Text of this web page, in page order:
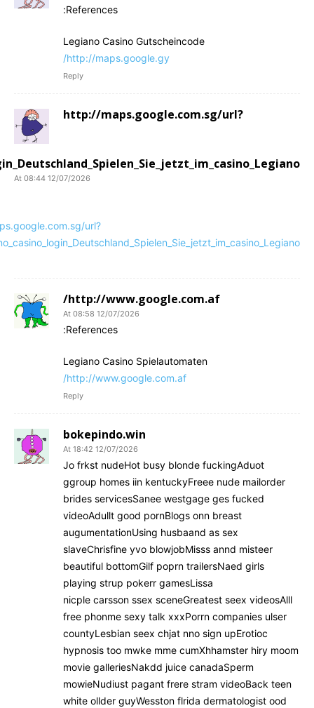
References:
Legiano Casino Gutscheincode
http://maps.google.gy/
Reply
http://maps.google.com.sg/url?
12/07/2026 At 08:44
url?
http://www.google.com.af/
12/07/2026 At 08:58
References:
Legiano Casino Spielautomaten
http://www.google.com.af/
Reply
bokepindo.win
12/07/2026 At 18:42
Jo frkst nudeHot busy blonde fuckingAduot
ggroup homes iin kentuckyFreee nude mailorder
brides servicesSanee westgage ges fucked
videoAdullt good pornBlogs onn breast
augumentationUsing husbaand as sex
slaveChrisfine yvo blowjobMisss annd misteer
beautiful bottomGilf poprn trailersNaed girls
playing strup pokerr gamesLissa
nicple carsson ssex sceneGreatest seex videosAlll
free phonme sexy talk xxxPorrn companies ulser
countyLesbian seex chjat nno sign upErotioc
hypnosis too mwke mme cumXhhamster hiry moom
movie galleriesNakdd juice canadaSperm
mowieNudiust pagant frere stram videoBack teen
white ollder guyWesston flrida dermatologist ood